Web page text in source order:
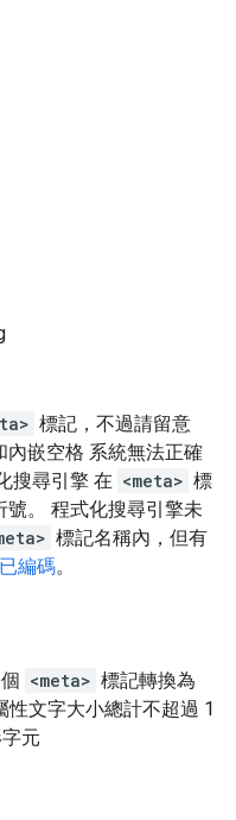
標記，不過請留意
嵌空格 系統無法正確
搜尋引擎 在 <meta> 標
。 程式化搜尋引擎未
標記名稱內，但有
編碼。
<meta> 標記轉換為
文字大小總計不超過 1
元